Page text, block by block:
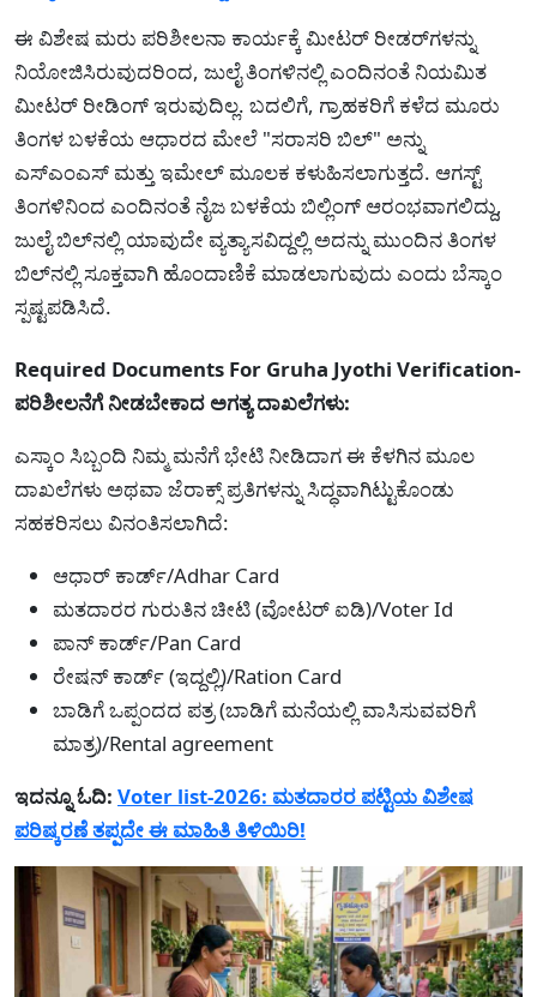
ಈ ವಿಶೇಷ ಮರು ಪರಿಶೀಲನಾ ಕಾರ್ಯಕ್ಕೆ ಮೀಟರ್ ರೀಡರ್‌ಗಳನ್ನು
ನಿಯೋಜಿಸಿರುವುದರಿಂದ, ಜುಲೈ ತಿಂಗಳಿನಲ್ಲಿ ಎಂದಿನಂತೆ ನಿಯಮಿತ
ಮೀಟರ್ ರೀಡಿಂಗ್ ಇರುವುದಿಲ್ಲ. ಬದಲಿಗೆ, ಗ್ರಾಹಕರಿಗೆ ಕಳೆದ ಮೂರು
ತಿಂಗಳ ಬಳಕೆಯ ಆಧಾರದ ಮೇಲೆ "ಸರಾಸರಿ ಬಿಲ್" ಅನ್ನು
ಎಸ್‌ಎಂಎಸ್ ಮತ್ತು ಇಮೇಲ್ ಮೂಲಕ ಕಳುಹಿಸಲಾಗುತ್ತದೆ. ಆಗಸ್ಟ್
ತಿಂಗಳಿನಿಂದ ಎಂದಿನಂತೆ ನೈಜ ಬಳಕೆಯ ಬಿಲ್ಲಿಂಗ್ ಆರಂಭವಾಗಲಿದ್ದು,
ಜುಲೈ ಬಿಲ್‌ನಲ್ಲಿ ಯಾವುದೇ ವ್ಯತ್ಯಾಸವಿದ್ದಲ್ಲಿ ಅದನ್ನು ಮುಂದಿನ ತಿಂಗಳ
ಬಿಲ್‌ನಲ್ಲಿ ಸೂಕ್ತವಾಗಿ ಹೊಂದಾಣಿಕೆ ಮಾಡಲಾಗುವುದು ಎಂದು ಬೆಸ್ಕಾಂ
ಸ್ಪಷ್ಟಪಡಿಸಿದೆ.
Required Documents For Gruha Jyothi Verification-
ಪರಿಶೀಲನೆಗೆ ನೀಡಬೇಕಾದ ಅಗತ್ಯ ದಾಖಲೆಗಳು:
ಎಸ್ಕಾಂ ಸಿಬ್ಬಂದಿ ನಿಮ್ಮ ಮನೆಗೆ ಭೇಟಿ ನೀಡಿದಾಗ ಈ ಕೆಳಗಿನ ಮೂಲ
ದಾಖಲೆಗಳು ಅಥವಾ ಜೆರಾಕ್ಸ್ ಪ್ರತಿಗಳನ್ನು ಸಿದ್ಧವಾಗಿಟ್ಟುಕೊಂಡು
ಸಹಕರಿಸಲು ವಿನಂತಿಸಲಾಗಿದೆ:
ಆಧಾರ್ ಕಾರ್ಡ್/Adhar Card
ಮತದಾರರ ಗುರುತಿನ ಚೀಟಿ (ವೋಟರ್ ಐಡಿ)/Voter Id
ಪಾನ್ ಕಾರ್ಡ್/Pan Card
ರೇಷನ್ ಕಾರ್ಡ್ (ಇದ್ದಲ್ಲಿ)/Ration Card
ಬಾಡಿಗೆ ಒಪ್ಪಂದದ ಪತ್ರ (ಬಾಡಿಗೆ ಮನೆಯಲ್ಲಿ ವಾಸಿಸುವವರಿಗೆ
ಮಾತ್ರ)/Rental agreement
ಇದನ್ನೂ ಓದಿ: Voter list-2026: ಮತದಾರರ ಪಟ್ಟಿಯ ವಿಶೇಷ
ಪರಿಷ್ಕರಣೆ ತಪ್ಪದೇ ಈ ಮಾಹಿತಿ ತಿಳಿಯಿರಿ!